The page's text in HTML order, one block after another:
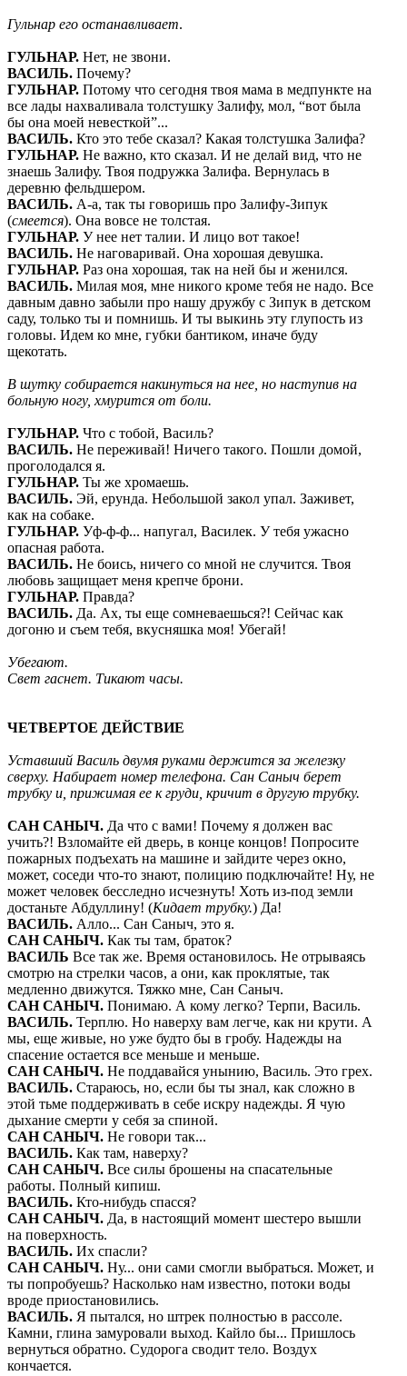
Гульнар его останавливает.
ГУЛЬНАР. Нет, не звони.
ВАСИЛЬ. Почему?
ГУЛЬНАР. Потому что сегодня твоя мама в медпункте на
все лады нахваливала толстушку Залифу, мол, “вот была
бы она моей невесткой”...
ВАСИЛЬ. Кто это тебе сказал? Какая толстушка Залифа?
ГУЛЬНАР. Не важно, кто сказал. И не делай вид, что не
знаешь Залифу. Твоя подружка Залифа. Вернулась в
деревню фельдшером.
ВАСИЛЬ. А-а, так ты говоришь про Залифу-Зипук
(смеется). Она вовсе не толстая.
ГУЛЬНАР. У нее нет талии. И лицо вот такое!
ВАСИЛЬ. Не наговаривай. Она хорошая девушка.
ГУЛЬНАР. Раз она хорошая, так на ней бы и женился.
ВАСИЛЬ. Милая моя, мне никого кроме тебя не надо. Все
давным давно забыли про нашу дружбу с Зипук в детском
саду, только ты и помнишь. И ты выкинь эту глупость из
головы. Идем ко мне, губки бантиком, иначе буду
щекотать.
В шутку собирается накинуться на нее, но наступив на
больную ногу, хмурится от боли.
ГУЛЬНАР. Что с тобой, Василь?
ВАСИЛЬ. Не переживай! Ничего такого. Пошли домой,
проголодался я.
ГУЛЬНАР. Ты же хромаешь.
ВАСИЛЬ. Эй, ерунда. Небольшой закол упал. Заживет,
как на собаке.
ГУЛЬНАР. Уф-ф-ф... напугал, Василек. У тебя ужасно
опасная работа.
ВАСИЛЬ. Не боись, ничего со мной не случится. Твоя
любовь защищает меня крепче брони.
ГУЛЬНАР. Правда?
ВАСИЛЬ. Да. Ах, ты еще сомневаешься?! Сейчас как
догоню и съем тебя, вкусняшка моя! Убегай!
Убегают.
Свет гаснет. Тикают часы.
ЧЕТВЕРТОЕ ДЕЙСТВИЕ
Уставший Василь двумя руками держится за железку
сверху. Набирает номер телефона. Сан Саныч берет
трубку и, прижимая ее к груди, кричит в другую трубку.
САН САНЫЧ. Да что с вами! Почему я должен вас
учить?! Взломайте ей дверь, в конце концов! Попросите
пожарных подъехать на машине и зайдите через окно,
может, соседи что-то знают, полицию подключайте! Ну, не
может человек бесследно исчезнуть! Хоть из-под земли
достаньте Абдуллину! (Кидает трубку.) Да!
ВАСИЛЬ. Алло... Сан Саныч, это я.
САН САНЫЧ. Как ты там, браток?
ВАСИЛЬ Все так же. Время остановилось. Не отрываясь
смотрю на стрелки часов, а они, как проклятые, так
медленно движутся. Тяжко мне, Сан Саныч.
САН САНЫЧ. Понимаю. А кому легко? Терпи, Василь.
ВАСИЛЬ. Терплю. Но наверху вам легче, как ни крути. А
мы, еще живые, но уже будто бы в гробу. Надежды на
спасение остается все меньше и меньше.
САН САНЫЧ. Не поддавайся унынию, Василь. Это грех.
ВАСИЛЬ. Стараюсь, но, если бы ты знал, как сложно в
этой тьме поддерживать в себе искру надежды. Я чую
дыхание смерти у себя за спиной.
САН САНЫЧ. Не говори так...
ВАСИЛЬ. Как там, наверху?
САН САНЫЧ. Все силы брошены на спасательные
работы. Полный кипиш.
ВАСИЛЬ. Кто-нибудь спасся?
САН САНЫЧ. Да, в настоящий момент шестеро вышли
на поверхность.
ВАСИЛЬ. Их спасли?
САН САНЫЧ. Ну... они сами смогли выбраться. Может, и
ты попробуешь? Насколько нам известно, потоки воды
вроде приостановились.
ВАСИЛЬ. Я пытался, но штрек полностью в рассоле.
Камни, глина замуровали выход. Кайло бы... Пришлось
вернуться обратно. Судорога сводит тело. Воздух
кончается.